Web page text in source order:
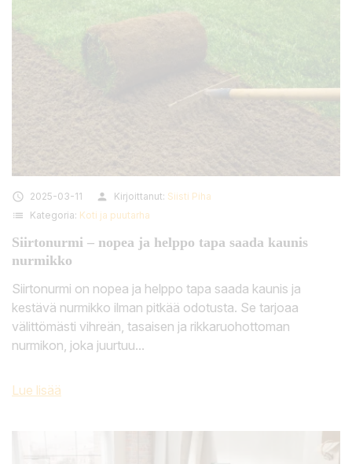
 2025-03-11 person Kirjoittanut: Siisti Piha
list Kategoria: Koti ja puutarha
Siirtonurmi – nopea ja helppo tapa saada kaunis
nurmikko
Siirtonurmi on nopea ja helppo tapa saada kaunis ja
kestävä nurmikko ilman pitkää odotusta. Se tarjoaa
välittömästi vihreän, tasaisen ja rikkaruohottoman
nurmikon, joka juurtuu...
Lue lisää